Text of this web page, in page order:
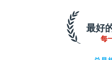
每
最好